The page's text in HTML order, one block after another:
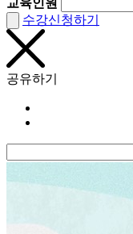
교육인원
수강신청하기
공유하기